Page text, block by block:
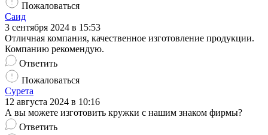
Пожаловаться
Саид
3 сентября 2024 в 15:53
Отличная компания, качественное изготовление продукции.
Компанию рекомендую.
Ответить
Пожаловаться
Сурета
12 августа 2024 в 10:16
А вы можете изготовить кружки с нашим знаком фирмы?
Ответить